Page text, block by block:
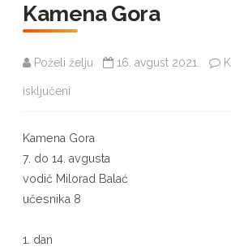
Kamena Gora
Poželi želju 16. avgust 2021.
isključeni
Kamena Gora
7. do 14. avgusta
vodič Milorad Balać
učesnika 8
1. dan